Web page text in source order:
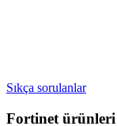
Sıkça sorulanlar
Fortinet ürünleri